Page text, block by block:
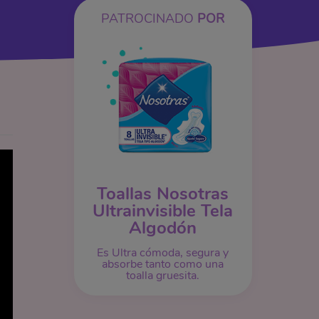
PATROCINADO POR
Toallas Nosotras
Ultrainvisible Tela
Algodón
Es Ultra cómoda, segura y
absorbe tanto como una
toalla gruesita.